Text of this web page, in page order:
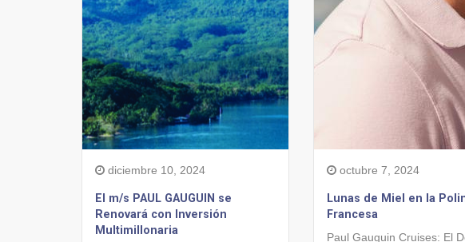
diciembre 10, 2024
El m/s PAUL GAUGUIN se
Renovará con Inversión
Multimillonaria
octubre 7, 2024
Lunas de Miel en la
Francesa
Paul Gauguin Cruises: El